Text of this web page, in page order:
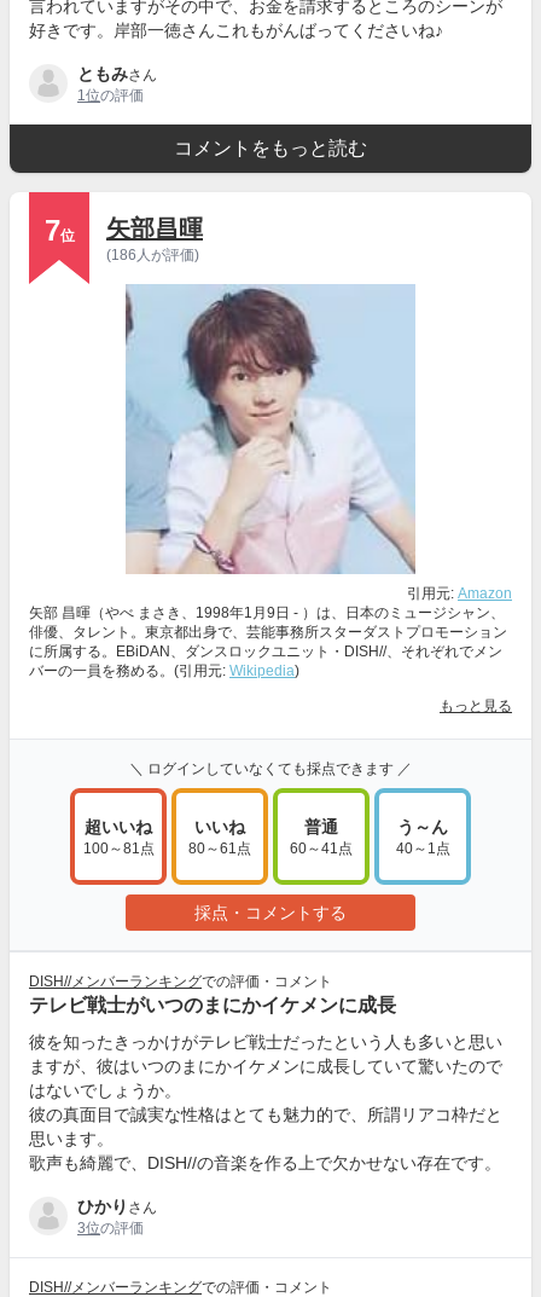
言われていますがその中で、お金を請求するところのシーンが
好きです。岸部一徳さんこれもがんばってくださいね♪
ともみさん
1位の評価
コメントをもっと読む
7位 矢部昌暉
(186人が評価)
引用元: Amazon
矢部 昌暉（やべ まさき、1998年1月9日 - ）は、日本のミュージシャン、
俳優、タレント。東京都出身で、芸能事務所スターダストプロモーション
に所属する。EBiDAN、ダンスロックユニット・DISH//、それぞれでメン
バーの一員を務める。(引用元: Wikipedia)
もっと見る
＼ ログインしていなくても採点できます ／
超いいね
100～81点
いいね
80～61点
普通
60～41点
う～ん
40～1点
採点・コメントする
DISH//メンバーランキングでの評価・コメント
テレビ戦士がいつのまにかイケメンに成長
彼を知ったきっかけがテレビ戦士だったという人も多いと思い
ますが、彼はいつのまにかイケメンに成長していて驚いたので
はないでしょうか。
彼の真面目で誠実な性格はとても魅力的で、所謂リアコ枠だと
思います。
歌声も綺麗で、DISH//の音楽を作る上で欠かせない存在です。
ひかり さん
3位の評価
DISH//メンバーランキングでの評価・コメント